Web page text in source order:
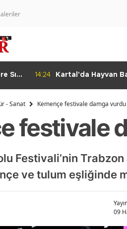
Sıkı
14:24
Kartal'da Hayvan
- Sanat Kemençe festivale damga vurdu
festivale
Festivali’nin
ve tulum eşliğinde
09